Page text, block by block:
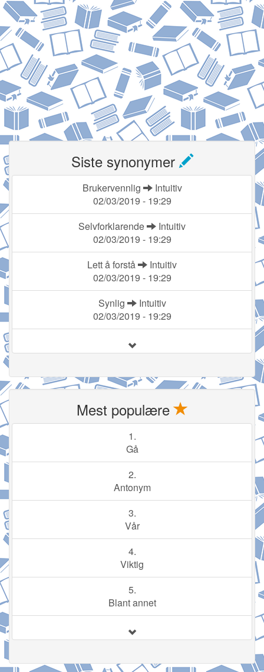
Siste synonymer
Brukervennlig
Intuitiv
02/03/2019 - 19:29
Selvforklarende
Intuitiv
02/03/2019 - 19:29
Lett å forstå
Intuitiv
02/03/2019 - 19:29
Synlig
Intuitiv
02/03/2019 - 19:29
Mest populære
1.
Gå
2.
Antonym
3.
Vår
4.
Viktig
5.
Blant annet